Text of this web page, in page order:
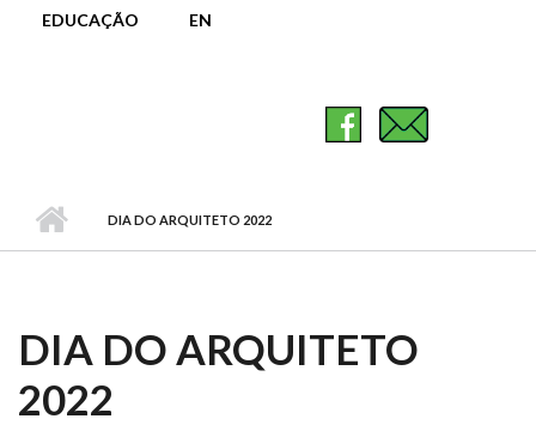
EDUCAÇÃO
EN
DIA DO ARQUITETO 2022
DIA DO ARQUITETO
2022